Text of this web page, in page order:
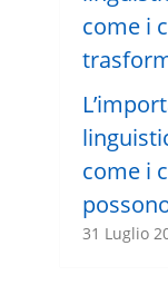
come i
31 Luglio